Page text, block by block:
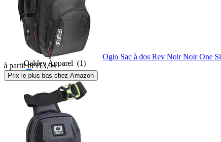
Macna (13)
Nelson-Rigg
Oakley Apparel (1)
Ogio(4)
O'Neal(1)
Ogio Sac à dos Rev Noir Noir One
à partir de113,94
Prix le plus bas chez Amazon